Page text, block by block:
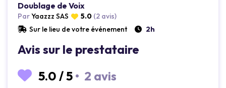
Loading...
Doublage de Voix
ParYaazzz SAS 5.0 (2 avis)
Sur le lieu de votre événement
2h
Avis sur le prestataire
5.0 /5 • 2 avis